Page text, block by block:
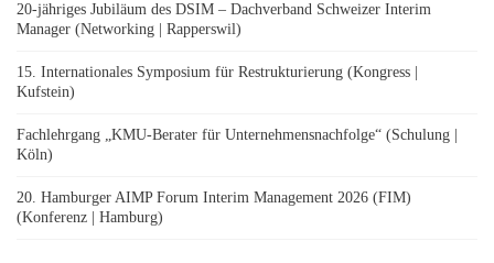
20-jähriges Jubiläum des DSIM – Dachverband Schweizer Interim
Manager (Networking | Rapperswil)
15. Internationales Symposium für Restrukturierung (Kongress |
Kufstein)
Fachlehrgang „KMU-Berater für Unternehmensnachfolge“ (Schulung |
Köln)
20. Hamburger AIMP Forum Interim Management 2026 (FIM)
(Konferenz | Hamburg)